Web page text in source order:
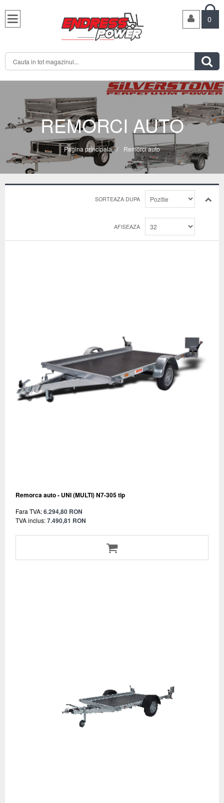

0

REMORCI AUTO
Pagina principala / Remorci auto
SORTEAZA DUPA
AFISEAZA
Remorca auto - UNI (MULTI) N7-305 tip
Fara TVA:6.294,80 RON
TVA inclus:7.490,81 RON